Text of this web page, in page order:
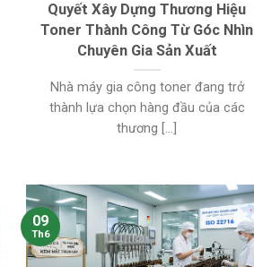
Quyết Xây Dựng Thương Hiệu
Toner Thành Công Từ Góc Nhìn
Chuyên Gia Sản Xuất
Nhà máy gia công toner đang trở
thành lựa chọn hàng đầu của các
thương [...]
09
Th6